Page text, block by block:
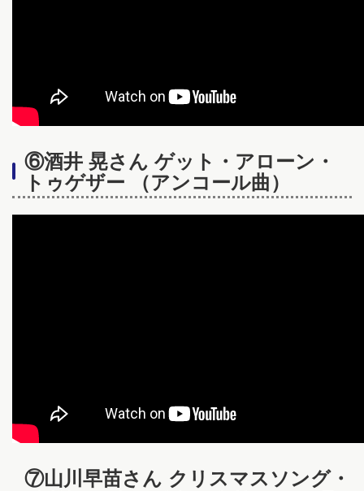
⑥酒井 晃さん ゲット・アローン・
トゥゲザー （アンコール曲）
⑦山川早苗さん クリスマスソング・